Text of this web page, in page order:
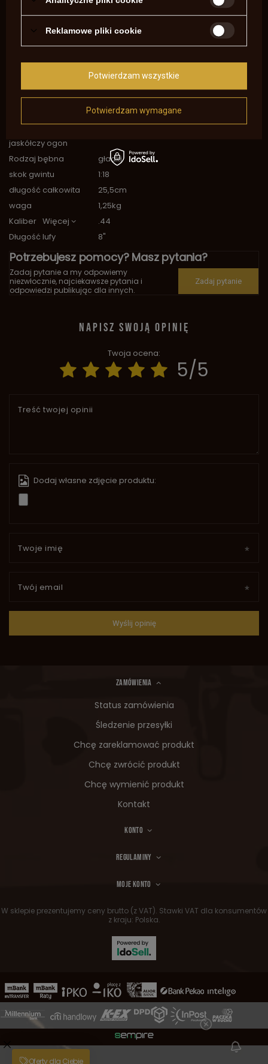
Zezwolenie na
broń
Nie
Profil Lufy
oktagonalna
Rama
zamknięta
System
Remington
stal nierdzewna
Wielkość chwytu
standardowy
regulowane
jaskółczy ogon
Rodzaj bębna
gładki
skok gwintu
1:18
długość całkowita
25,5cm
waga
1,25kg
Kaliber Więcej
.44
Długość lufy
8"
Potrzebujesz pomocy? Masz pytania?
Zadaj pytanie a my odpowiemy
niezwłocznie, najciekawsze pytania i
odpowiedzi publikując dla innych.
Zadaj pytanie
NAPISZ SWOJĄ OPINIĘ
Twoja ocena:
5/5
Treść twojej opinii
Dodaj własne zdjęcie produktu:
Twoje imię
Twój email
Wyślij opinię
ZAMÓWIENIA
Status zamówienia
Śledzenie przesyłki
Chcę zareklamować produkt
Chcę zwrócić produkt
Chcę wymienić produkt
Kontakt
KONTO
REGULAMINY
MOJE KONTO
W sklepie prezentujemy ceny brutto (z VAT). Stawki VAT dla konsumentów
z kraju: Polska.
Reklamowe pliki cookie
Potwierdzam wymagane
Potwierdzam wszystkie